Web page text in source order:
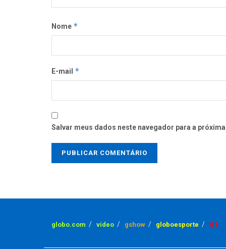
Nome *
E-mail *
Salvar meus dados neste navegador para a
globo.com vídeo gshow globoesporte G1